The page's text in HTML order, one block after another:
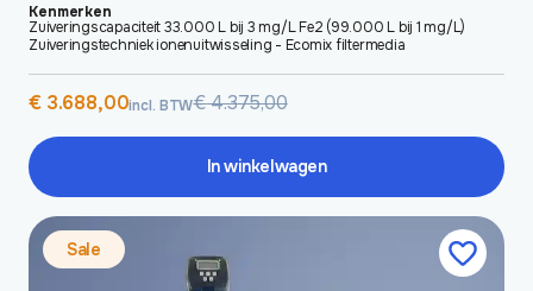
Kenmerken
Zuiveringscapaciteit 33.000 L bij 3 mg/L Fe2 (99.000 L bij 1 mg/L)
Zuiveringstechniek ionenuitwisseling - Ecomix filtermedia
€4.375,00
Oorspronkelijke
was:
€ 4.375,00.
€3.688,00
Huidige
is:
€ 3.688,00.
incl. BTW
In winkelwagen